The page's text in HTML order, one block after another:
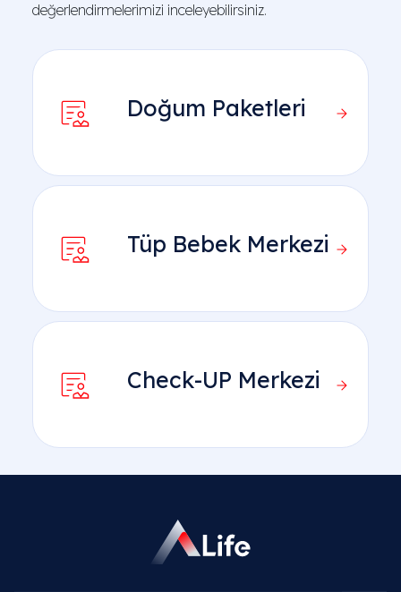
değerlendirmelerimizi inceleyebilirsiniz.
Doğum Paketleri
Tüp Bebek Merkezi
Check-UP Merkezi